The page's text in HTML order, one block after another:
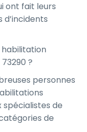
ont fait leurs
d’incidents
habilitation
?
personnes
spécialistes de
de